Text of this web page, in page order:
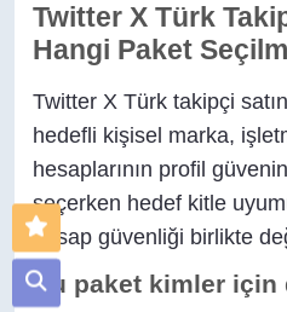
Twitter X Türk
Hangi Paket
Twitter X Türk takipçi
hedefli kişisel marka,
hesaplarının profil
seçerken hedef kitle
hesap güvenliği birlikte
Bu paket kimler için